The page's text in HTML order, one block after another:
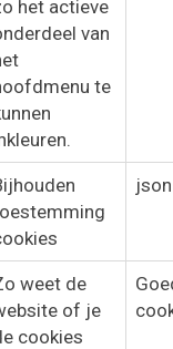
het actieve
van
te
weet de
of je
cookies